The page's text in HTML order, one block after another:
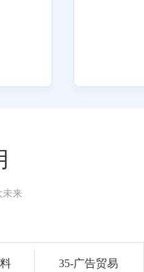
未来
35-广告贸易